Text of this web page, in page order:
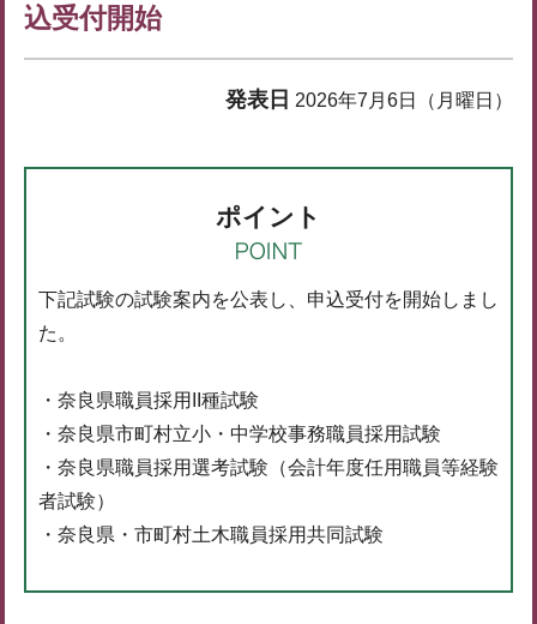
込受付開始
発表日 2026年7月6日（月曜日）
ポイント
下記試験の試験案内を公表し、申込受付を開始しまし
た。
・奈良県職員採用II種試験
・奈良県市町村立小・中学校事務職員採用試験
・奈良県職員採用選考試験（会計年度任用職員等経験
者試験）
・奈良県・市町村土木職員採用共同試験